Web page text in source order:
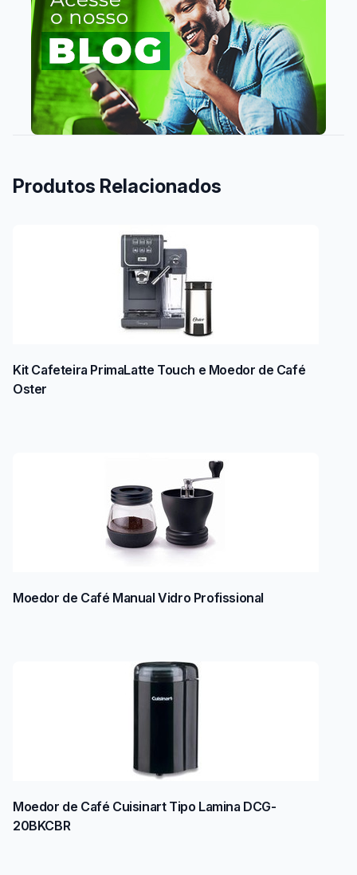
Produtos Relacionados
Kit Cafeteira PrimaLatte Touch e Moedor de Café
Oster
Moedor de Café Manual Vidro Profissional
Moedor de Café Cuisinart Tipo Lamina DCG-
20BKCBR